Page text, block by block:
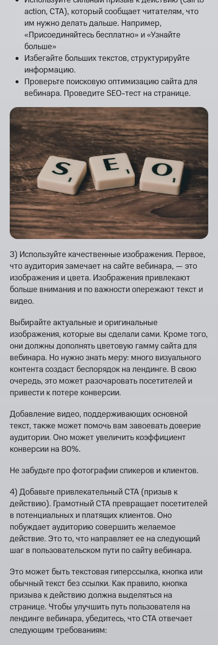
action, CTA), который сообщает читателям, что
им нужно делать дальше. Например,
«Присоединяйтесь бесплатно» и «Узнайте
больше»
Избегайте больших текстов, структурируйте
информацию.
Проверьте поисковую оптимизацию сайта для
вебинара. Проведите SEO-тест на странице.
3) Используйте качественные изображения. Первое,
что аудитория замечает на сайте вебинара, — это
изображения и цвета. Изображения привлекают
больше внимания и по важности опережают текст и
видео.
Выбирайте актуальные и оригинальные
изображения, которые вы сделали сами. Кроме того,
они должны дополнять цветовую гамму сайта для
вебинара. Но нужно знать меру: много визуального
контента создаст беспорядок на лендинге. В свою
очередь, это может разочаровать посетителей и
привести к потере конверсии.
Добавление видео, поддерживающих основной
текст, также может помочь вам завоевать доверие
аудитории. Оно может увеличить коэффициент
конверсии на 80%.
Не забудьте про фотографии спикеров и клиентов.
4) Добавьте привлекательный CTA (призыв к
действию). Грамотный CTA превращает посетителей
в потенциальных и платящих клиентов. Оно
побуждает аудиторию совершить желаемое
действие. Это то, что направляет ее на следующий
шаг в пользовательском пути по сайту вебинара.
Это может быть текстовая гиперссылка, кнопка или
обычный текст без ссылки. Как правило, кнопка
призыва к действию должна выделяться на
странице. Чтобы улучшить путь пользователя на
лендинге вебинара, убедитесь, что СТА отвечает
следующим требованиям: